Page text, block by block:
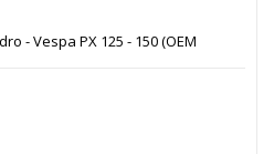
- Vespa PX 125 - 150 (OEM